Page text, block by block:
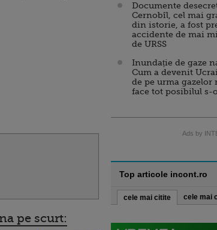
pe scurt:
Documente
Cernobîl, cel mai
din istorie, a fost
accidente de mai
de URSS
Inundație de gaze
Cum a devenit
de pe urma gazelor
face tot posibilul s-
Ads by
Top articole incont.ro
cele mai citite cele mai